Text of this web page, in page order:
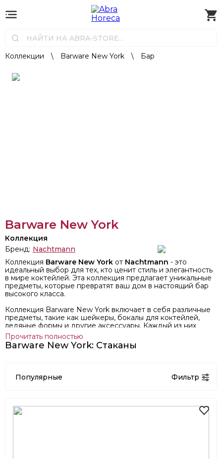
Коллекции \ Barware New York \ Бар
Barware New York
Коллекция
Бренд: Nachtmann
Коллекция Barware New York от Nachtmann - это
идеальный выбор для тех, кто ценит стиль и элегантность
в мире коктейлей. Эта коллекция предлагает уникальные
предметы, которые превратят ваш дом в настоящий бар
высокого класса.
Коллекция Barware New York включает в себя различные
предметы, такие как шейкеры, бокалы для коктейлей,
ледяные формы и другие аксессуары. Каждый из них
имеет уникальную форму и функциональность, которая
поможет вам создать идеальный коктейль.
настоящего бара в своем доме. Она добавит
изысканности и стиля в каждый коктейльный опыт и
Прочитать полностью
Barware New York: Стаканы
Популярные Фильтр